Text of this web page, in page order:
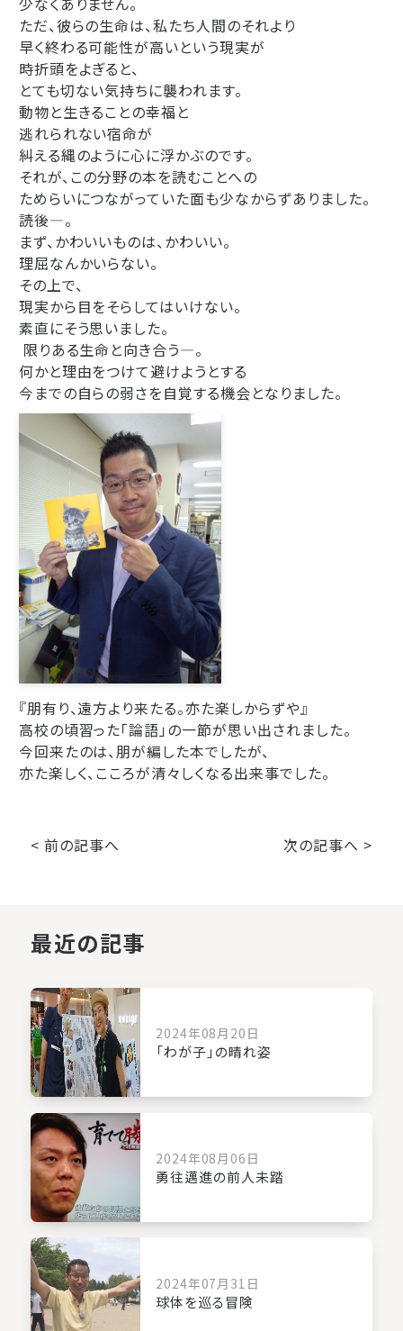
ただ、彼らの生命は、私たち人間のそれより
早く終わる可能性が高いという現実が
時折頭をよぎると、
とても切ない気持ちに襲われます。
動物と生きることの幸福と
逃れられない宿命が
糾える縄のように心に浮かぶのです。
それが、この分野の本を読むことへの
ためらいにつながっていた面も少なからずありました。
読後―。
まず、かわいいものは、かわいい。
理屈なんかいらない。
その上で、
現実から目をそらしてはいけない。
素直にそう思いました。
限りある生命と向き合う―。
何かと理由をつけて避けようとする
今までの自らの弱さを自覚する機会となりました。
『朋有り、遠方より来たる。亦た楽しからずや』
高校の頃習った「論語」の一節が思い出されました。
今回来たのは、朋が編した本でしたが、
亦た楽しく、こころが清々しくなる出来事でした。
< 前の記事へ 次の記事へ >
最近の記事
2024年08月20日
「わが子」の晴れ姿
2024年08月06日
勇往邁進の前人未踏
2024年07月31日
球体を巡る冒険